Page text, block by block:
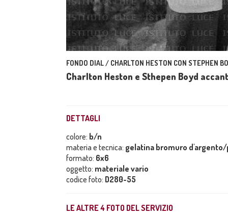
FONDO DIAL / CHARLTON HESTON CON STEPHEN
Charlton Heston e Sthepen Boyd
DETTAGLI
colore: b/n
materia e tecnica: gelatina bromuro
formato: 6x6
oggetto: materiale vario
codice foto: D280-55
LE ALTRE4 FOTO DEL SERVIZIO